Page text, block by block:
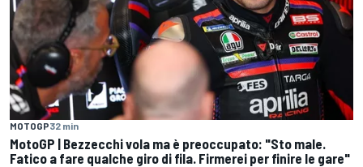
MOTOGP32 min
MotoGP | Bezzecchi vola ma è preoccupato: "Sto male.
Fatico a fare qualche giro di fila. Firmerei per finire le gare"